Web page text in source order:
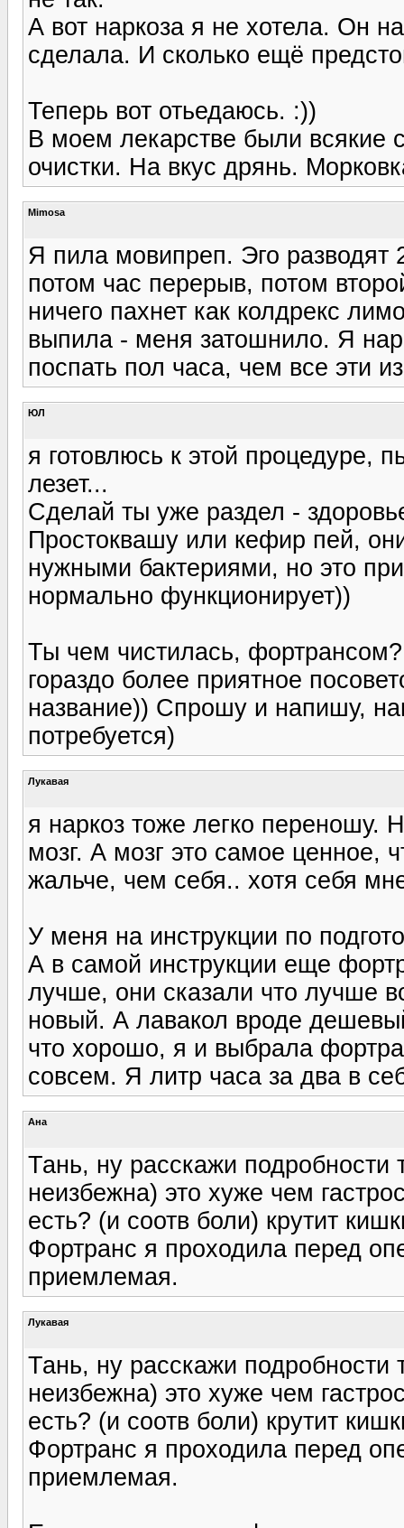
А вот наркоза я не хотела. Он
сделала. И сколько ещё
Теперь вот отьедаюсь. :))
В моем лекарстве были всякие
очистки. На вкус дрянь.
Mimosa
Я пила мовипреп. Эго разводят
потом час перерыв, потом
ничего пахнет как колдрекс
выпила - меня затошнило. Я
поспать пол часа, чем все эти
ЮЛ
я готовлюсь к этой процедуре,
лезет...
Сделай ты уже раздел -
Простоквашу или кефир пей,
нужными бактериями, но это
нормально функционирует))
Ты чем чистилась,
гораздо более приятное
название)) Спрошу и напишу,
потребуется)
Лукавая
я наркоз тоже легко переношу.
мозг. А мозг это самое ценное,
жальче, чем себя.. хотя себя
У меня на инструкции по
А в самой инструкции еще
лучше, они сказали что лучше
новый. А лавакол вроде
что хорошо, я и выбрала
совсем. Я литр часа за два в
Ана
Тань, ну расскажи
неизбежна) это хуже чем
есть? (и соотв боли) крутит
Фортранс я проходила перед
приемлемая.
Лукавая
Тань, ну расскажи
неизбежна) это хуже чем
есть? (и соотв боли) крутит
Фортранс я проходила перед
приемлемая.